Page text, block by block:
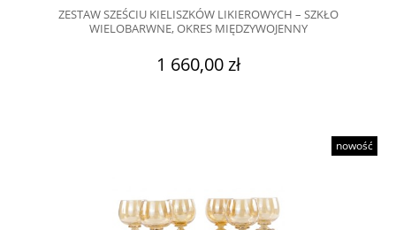
ZESTAW SZEŚCIU KIELISZKÓW LIKIEROWYCH – SZKŁO
WIELOBARWNE, OKRES MIĘDZYWOJENNY
1 660,00 zł
nowość